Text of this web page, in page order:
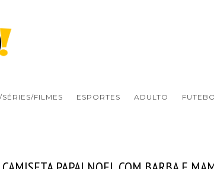
FILMES ESPORTES ADULTO